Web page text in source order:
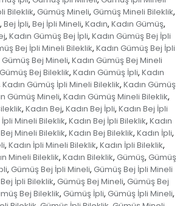
Bileklik, Gümüş Mineli, Gümüş Mineli Bileklik,
, Bej İpli, Bej İpli Mineli, Kadın, Kadın Gümüş,
, Kadın Gümüş Bej İpli, Kadın Gümüş Bej İpli
Bej İpli Mineli Bileklik, Kadın Gümüş Bej İpli
Gümüş Bej Mineli, Kadın Gümüş Bej Mineli
Bej Bileklik, Kadın Gümüş İpli, Kadın
Kadın Gümüş İpli Mineli Bileklik, Kadın Gümüş
Gümüş Mineli, Kadın Gümüş Mineli Bileklik,
, Kadın Bej, Kadın Bej İpli, Kadın Bej İpli
İpli Mineli Bileklik, Kadın Bej İpli Bileklik, Kadın
Mineli Bileklik, Kadın Bej Bileklik, Kadın İpli,
, Kadın İpli Mineli Bileklik, Kadın İpli Bileklik,
Mineli Bileklik, Kadın Bileklik, Gümüş, Gümüş
, Gümüş Bej İpli Mineli, Gümüş Bej İpli Mineli
İpli Bileklik, Gümüş Bej Mineli, Gümüş Bej
Bej Bileklik, Gümüş İpli, Gümüş İpli Mineli,